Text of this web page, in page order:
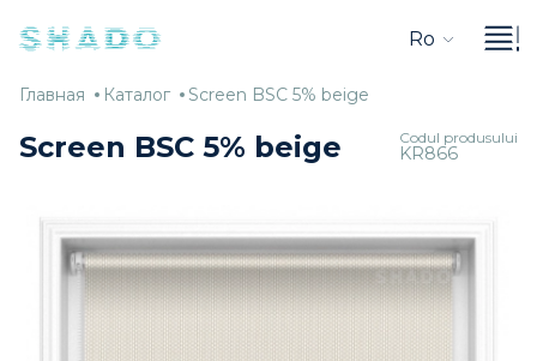
Ro
Главная Главная
КаталогКаталог
Screen
5%
Screen BSC 5% beige
Screen BSC 5% beige Codul produsului
KR866